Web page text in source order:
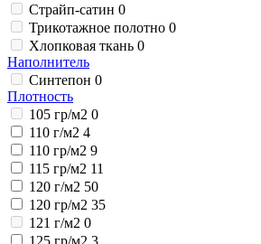
Страйп-сатин 0
Трикотажное полотно 0
Хлопковая ткань 0
Наполнитель
Синтепон 0
Плотность
105 гр/м2 0
110 г/м2 4
110 гр/м2 9
115 гр/м2 11
120 г/м2 50
120 гр/м2 35
121 г/м2 0
125 гр/м2 3